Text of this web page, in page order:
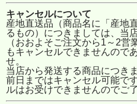
キャンセルについて
産地直送品（商品名に「産地
るもの）につきましては、当
（おおよそご注文から1～2
もキャンセルできませんので
せ。
当店から発送する商品につき
前日まではキャンセル可能で
ルはお受けできませんのでご